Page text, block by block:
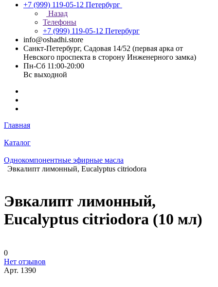
+7 (999) 119-05-12 Петербург
Назад
Телефоны
+7 (999) 119-05-12 Петербург
info@oshadhi.store
Санкт-Петербург, Садовая 14/52 (первая арка от
Невского проспекта в сторону Инженерного замка)
Пн-Сб 11:00-20:00
Вс выходной
Главная
Каталог
Однокомпонентные эфирные масла
Эвкалипт лимонный, Eucalyptus citriodora
Эвкалипт лимонный,
Eucalyptus citriodora (10 мл)
0
Нет отзывов
Арт. 1390